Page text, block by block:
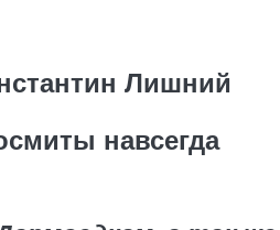
Лишний
навсегда